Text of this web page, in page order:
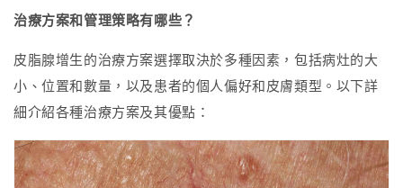
治療方案和管理策略有哪些？
皮脂腺增生的治療方案選擇取決於多種因素，包括病灶的大
小、位置和數量，以及患者的個人偏好和皮膚類型。以下詳
細介紹各種治療方案及其優點：